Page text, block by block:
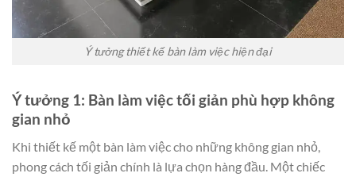
Ý tưởng thiết kế bàn làm việc hiện đại
Ý tưởng 1: Bàn làm việc tối giản phù hợp không
gian nhỏ
Khi thiết kế một bàn làm việc cho những không gian nhỏ,
phong cách tối giản chính là lựa chọn hàng đầu. Một chiếc